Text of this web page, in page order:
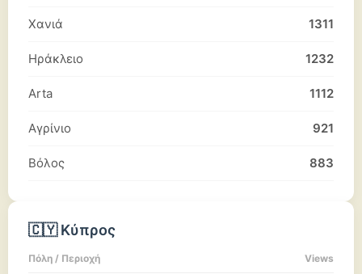
Χανιά 1311
Ηράκλειο 1232
Arta 1112
Αγρίνιο 921
Βόλος 883
🇨🇾 Κύπρος
Πόλη / Περιοχή Views